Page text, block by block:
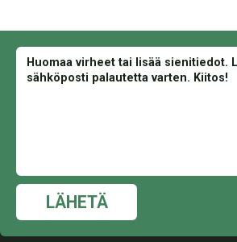
LÄHETÄ